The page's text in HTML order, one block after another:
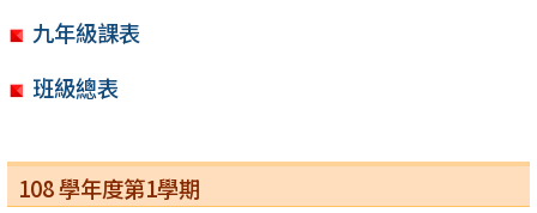
九年級課表
班級總表
108 學年度第1學期